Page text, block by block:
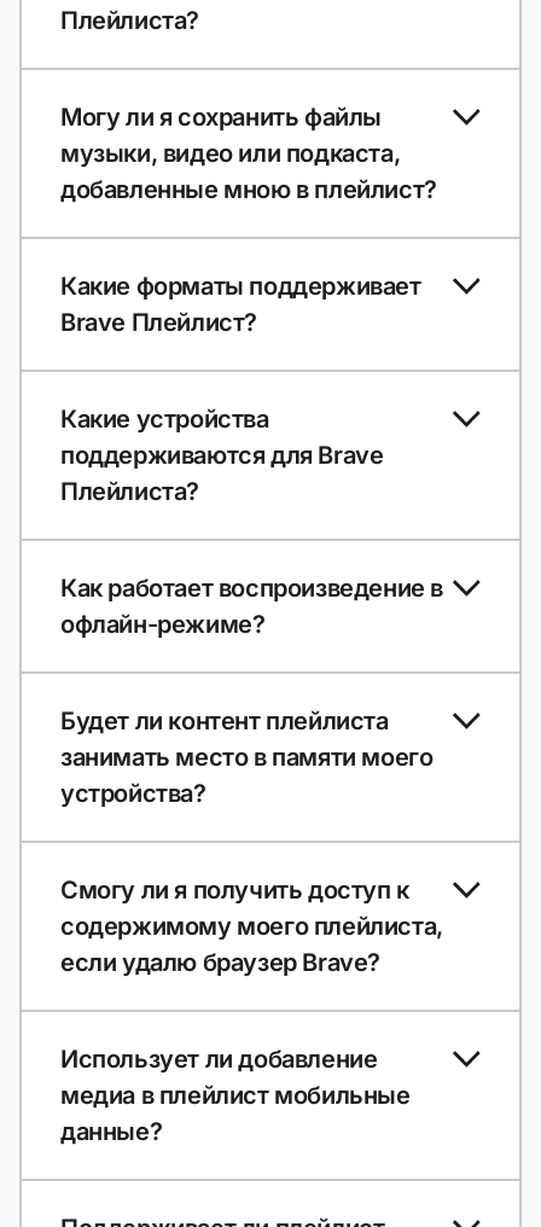
Плейлиста?
Могу ли я сохранить файлы
музыки, видео или подкаста,
добавленные мною в плейлист?
Какие форматы поддерживает
Brave Плейлист?
Какие устройства
поддерживаются для Brave
Плейлиста?
Как работает воспроизведение в
офлайн-режиме?
Будет ли контент плейлиста
занимать место в памяти моего
устройства?
Смогу ли я получить доступ к
содержимому моего плейлиста,
если удалю браузер Brave?
Использует ли добавление
медиа в плейлист мобильные
данные?